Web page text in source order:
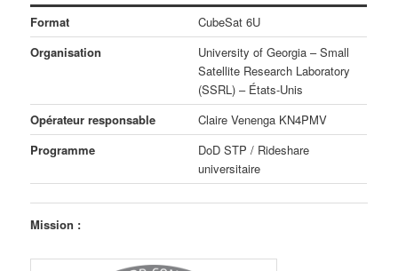
Format
CubeSat 6U
Organisation
University of Georgia – Small
Satellite Research Laboratory
(SSRL) – États-Unis
Opérateur responsable
Claire Venenga KN4PMV
Programme
DoD STP / Rideshare
universitaire
Mission :